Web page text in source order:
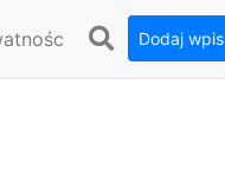
Dodaj wpis